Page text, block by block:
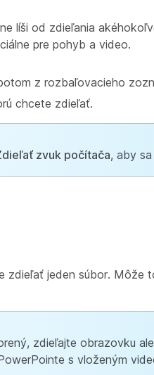
líši od zdieľania
pre pohyb a video.
z rozbaľovacieho
chcete zdieľať.
zvuk počítača, aby
zdieľať jeden súbor.
zdieľajte obrazovku
s vloženým